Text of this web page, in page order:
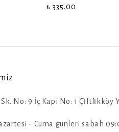
₺ 335.00
No: 9 İç Kapi No: 1 Çi̇ftli̇kköy
- Cuma günleri sabah